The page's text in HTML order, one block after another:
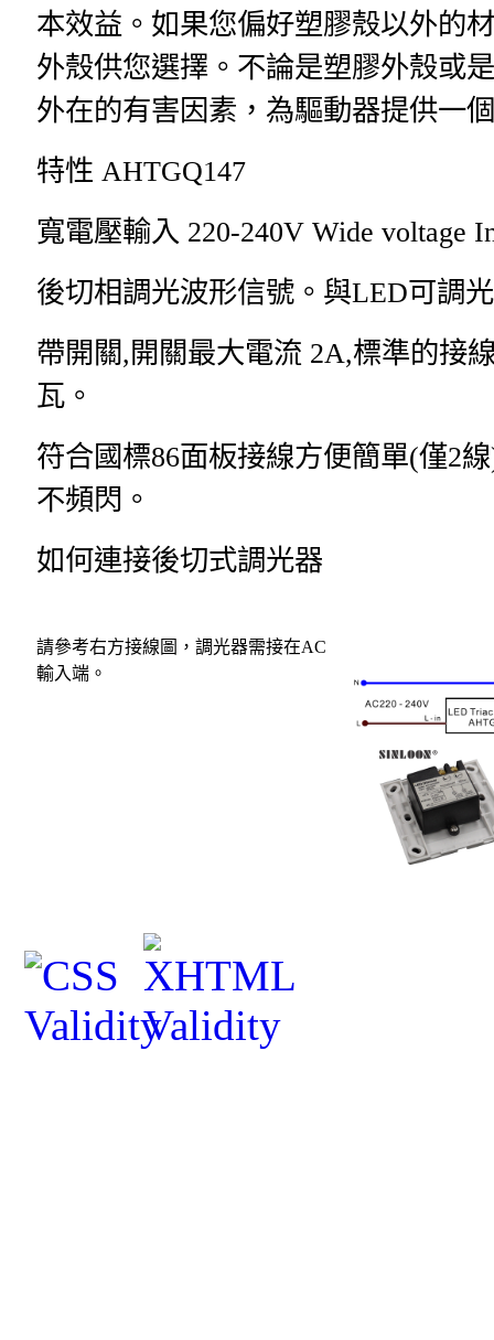
本效益。如果您偏好塑膠殼以外的
外殼供您選擇。不論是塑膠外殼或
外在的有害因素，為驅動器提供一
特性 AHTGQ147
寬電壓輸入 220-240V Wide voltage
後切相調光波形信號。與LED可調
帶開關, 開關最大電流 2A,標準的接
瓦。
符合國標86面板接線方便簡單(僅2線
不頻閃。
如何連接後切式調光器
請參考右方接線圖，調光器需接在AC
輸入端。